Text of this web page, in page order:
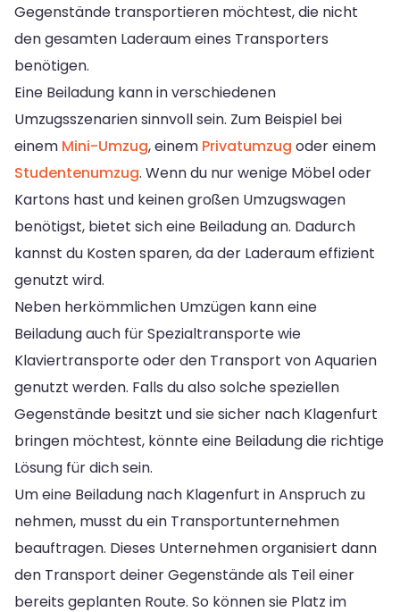
Gegenstände transportieren möchtest, die nicht
den gesamten Laderaum eines Transporters
benötigen.
Eine Beiladung kann in verschiedenen
Umzugsszenarien sinnvoll sein. Zum Beispiel bei
einem Mini-Umzug, einem Privatumzug oder einem
Studentenumzug. Wenn du nur wenige Möbel oder
Kartons hast und keinen großen Umzugswagen
benötigst, bietet sich eine Beiladung an. Dadurch
kannst du Kosten sparen, da der Laderaum effizient
genutzt wird.
Neben herkömmlichen Umzügen kann eine
Beiladung auch für Spezialtransporte wie
Klaviertransporte oder den Transport von Aquarien
genutzt werden. Falls du also solche speziellen
Gegenstände besitzt und sie sicher nach Klagenfurt
bringen möchtest, könnte eine Beiladung die richtige
Lösung für dich sein.
Um eine Beiladung nach Klagenfurt in Anspruch zu
nehmen, musst du ein Transportunternehmen
beauftragen. Dieses Unternehmen organisiert dann
den Transport deiner Gegenstände als Teil einer
bereits geplanten Route. So können sie Platz im